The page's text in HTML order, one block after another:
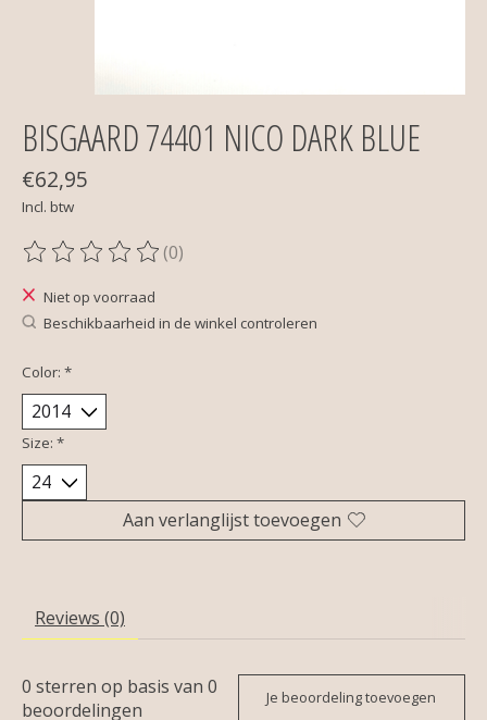
BISGAARD 74401 NICO DARK BLUE
€62,95
Incl. btw
De beoordeling van dit product is
(0)
Niet op voorraad
Beschikbaarheid in de winkel controleren
Color: *
Size: *
Aan verlanglijst toevoegen
Reviews (0)
0 sterren op basis van 0
beoordelingen
Je beoordeling toevoegen